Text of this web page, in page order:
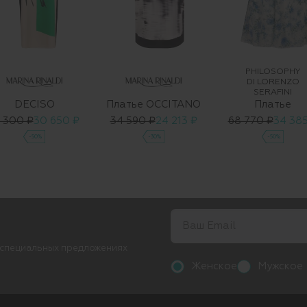
DECISO
300 ₽30 650 ₽
-50%
Платье OCCITANO
34 590 ₽ 24 213 ₽
-30%
PHILOSOPHY
DI LORENZO
SERAFINI
Платье
68 770 ₽34
-50%